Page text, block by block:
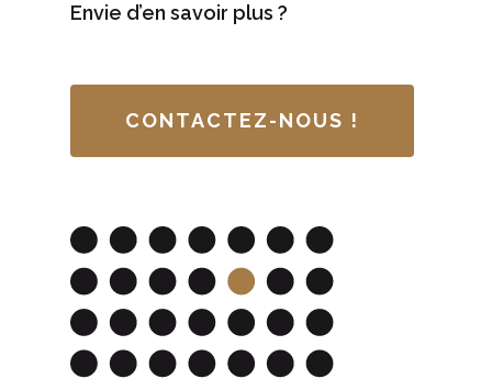
Envie d’en savoir plus ?
CONTACTEZ-NOUS !